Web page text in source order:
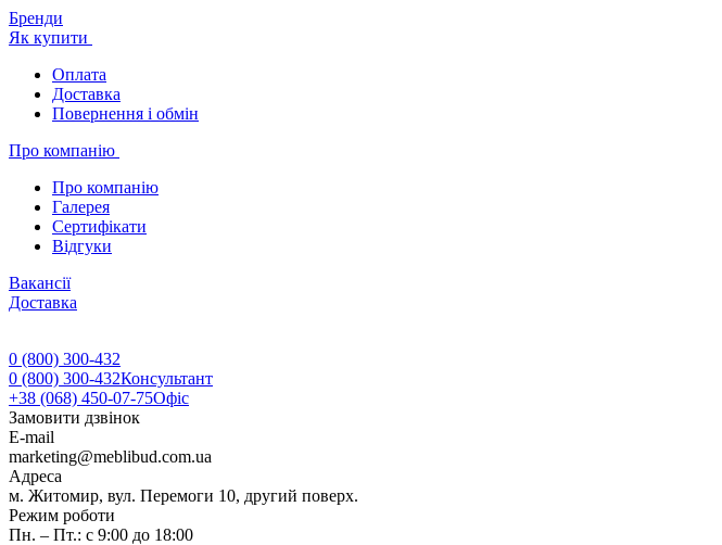
Бренди
Як купити
Оплата
Доставка
Повернення і обмін
Про компанію
Про компанію
Галерея
Сертифікати
Відгуки
Вакансії
Доставка
0 (800) 300-432
0 (800) 300-432Консультант
+38 (068) 450-07-75Офіс
Замовити дзвінок
E-mail
marketing@meblibud.com.ua
Адреса
м. Житомир, вул. Перемоги 10, другий поверх.
Режим роботи
Пн. – Пт.: с 9:00 до 18:00